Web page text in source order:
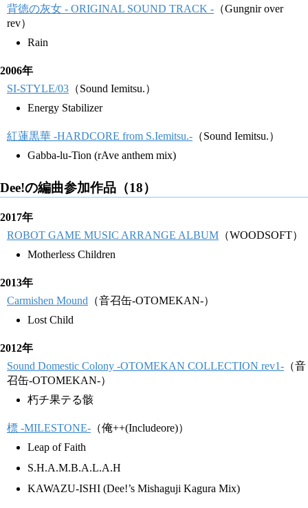
背徳の灰女 - ORIGINAL SOUND TRACK - （Gungnir over
rev）
Rain
2006年
SI-STYLE/03 （Sound Iemitsu.）
Energy Stabilizer
紅蓮黒華 -HARDCORE from S.Iemitsu.- （Sound Iemitsu.）
Gabba-lu-Tion (rAve anthem mix)
Dee!の編曲参加作品（18）
2017年
ROBOT GAME MUSIC ARRANGE ALBUM （WOODSOFT）
Motherless Children
2013年
Carmishen Mound （音召缶-OTOMEKAN-）
Lost Child
2012年
Sound Domestic Colony -OTOMEKAN COLLECTION rev1- （音
召缶-OTOMEKAN-）
朽チ果テる骸
標 -MILESTONE- （俺++(Includeore)）
Leap of Faith
S.H.A.M.B.A.L.A.H
KAWAZU-ISHI (Dee!’s Mishaguji Kagura Mix)